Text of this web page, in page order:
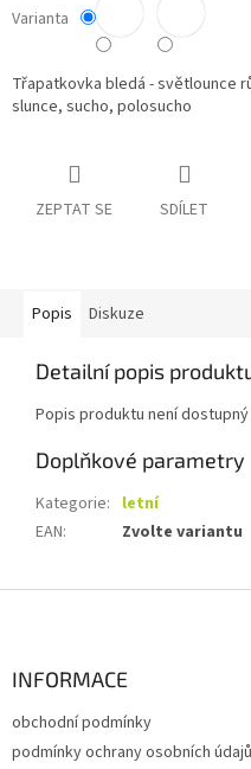
cena:
Varianta
Třapatkovka bledá - světlounce
slunce, sucho, polosucho
ZEPTAT SE SDÍLET
Popis Diskuze
Detailní popis
Popis produktu není dostupný
Doplňkové parametry
Kategorie: letní
EAN: Zvolte variantu
INFORMACE
obchodní podmínky
podmínky ochrany osobních údajů